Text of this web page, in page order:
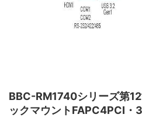
BBC-RM1740シリーズ第
ックマウントFAPC4PCI・